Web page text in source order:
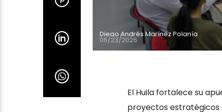
Diego Andrés Marínez Polanía
06/23/2026
El Huila fortalece su
proyectos estratégicos